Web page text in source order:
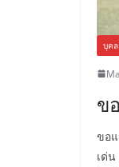
บุค
ข
ขอ
เด่